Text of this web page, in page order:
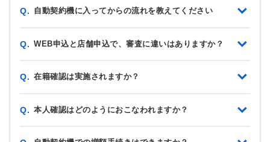
Q. 自動契約機に入ってからの流れを教えてください
Q. WEB申込と店舗申込で、審査に違いはありますか？
Q. 在籍確認は実施されますか？
Q. 本人確認はどのようにおこなわれますか？